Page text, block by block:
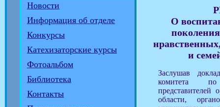
Новости
Информация об отделе
Конкурсы
Катехизаторские курсы
Фотоальбом
Библиотека
Контакты
О
и
Заслушав
комитета
представителей
области,